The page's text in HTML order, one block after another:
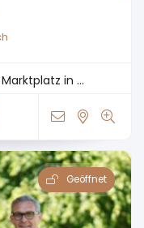
in ...
Geöffnet